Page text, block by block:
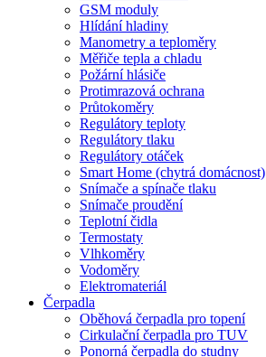
GSM moduly
Hlídání hladiny
Manometry a teploměry
Měřiče tepla a chladu
Požární hlásiče
Protimrazová ochrana
Průtokoměry
Regulátory teploty
Regulátory tlaku
Regulátory otáček
Smart Home (chytrá domácnost)
Snímače a spínače tlaku
Snímače proudění
Teplotní čidla
Termostaty
Vlhkoměry
Vodoměry
Elektromateriál
Čerpadla
Oběhová čerpadla pro topení
Cirkulační čerpadla pro TUV
Ponorná čerpadla do studny